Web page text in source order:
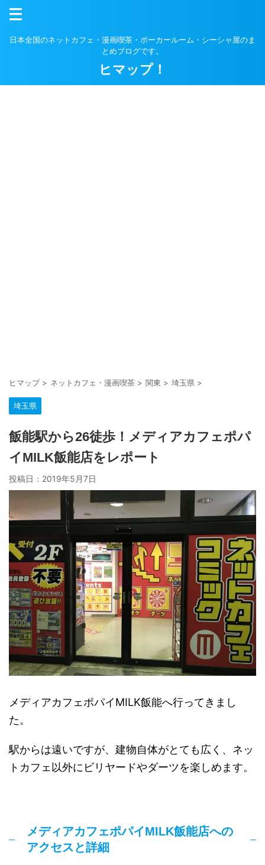
日本全国のネットカフェ・漫画喫茶・ポーカールーム・シーシャ屋のま
とめブログです。
ヒマップ！
ヒマップ> ネットカフェ・漫画喫茶 > 関東 > 埼玉県 >
埼玉県
飯能駅から26徒歩！メディアカフェポパ
イMILK飯能店をレポート
投稿日： 2019年5月7日
メディアカフェポパイMILK飯能へ行ってきまし
た。
駅からは遠いですが、建物自体がとても広く、ネッ
トカフェ以外にビリヤードやダーツを楽しめます。
メディアカフェポパイMILK飯能店への
アクセスと詳細